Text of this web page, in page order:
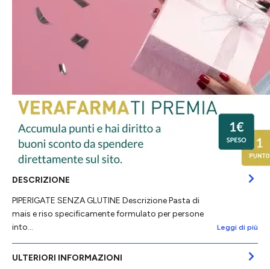
DESCRIZIONE
PIPERIGATE SENZA GLUTINE Descrizione Pasta di
mais e riso specificamente formulato per persone
into…
Leggi di più
ULTERIORI INFORMAZIONI